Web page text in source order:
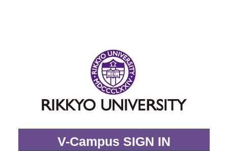
V-Campus SIGN IN